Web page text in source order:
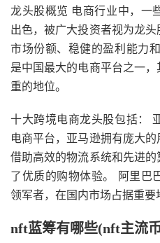
龙头股概览 电商行业中，一
出色，被广大投资者视为龙
市场份额、稳健的盈利能力
是中国最大的电商平台之一
重的地位。
十大跨境电商龙头股包括：
电商平台，亚马逊拥有庞大的
借助高效的物流系统和先进
了优质的购物体验。 阿里巴
领军者，在国内市场占据重要
nft蓝筹有哪些(nft主流